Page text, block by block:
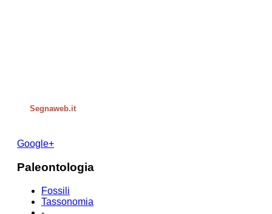
Segnaweb.it
Google+
Paleontologia
Fossili
Tassonomia